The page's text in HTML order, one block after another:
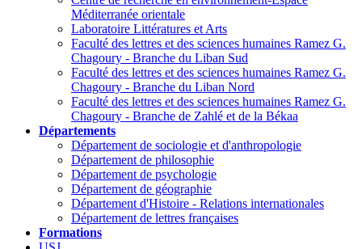
Méditerranée orientale
Laboratoire Littératures et Arts
Faculté des lettres et des sciences humaines Ramez G.
Chagoury - Branche du Liban Sud
Faculté des lettres et des sciences humaines Ramez G.
Chagoury - Branche du Liban Nord
Faculté des lettres et des sciences humaines Ramez G.
Chagoury - Branche de Zahlé et de la Békaa
Départements
Département de sociologie et d'anthropologie
Département de philosophie
Département de psychologie
Département de géographie
Département d'Histoire - Relations internationales
Département de lettres françaises
Formations